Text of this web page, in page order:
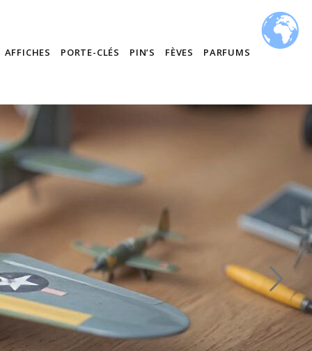
AFFICHES PORTE-CLÉS PIN’S FÈVES PARFUMS